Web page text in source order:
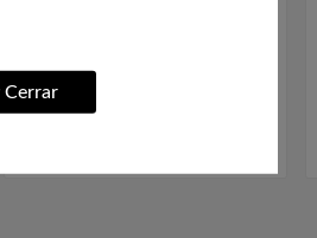
Cerrar
E.E.U.U. 1$ (2015) 34º
Presidencial Eisenhower